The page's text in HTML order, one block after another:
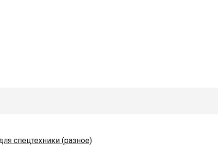
спецтехники (разное)